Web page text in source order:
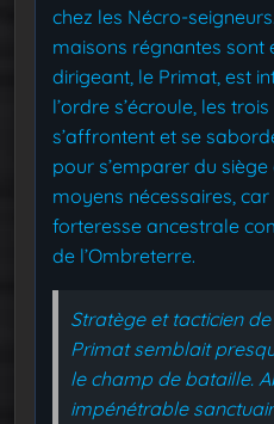
chez les Nécro-
maisons régnantes sont
dirigeant, le Primat, est
l’ordre s’écroule, les
s’affrontent et se
pour s’emparer du
moyens nécessaires,
forteresse ancestrale
de l’Ombreterre.
Stratège et tacticien
Primat semblait
le champ de bataille.
impénétrable